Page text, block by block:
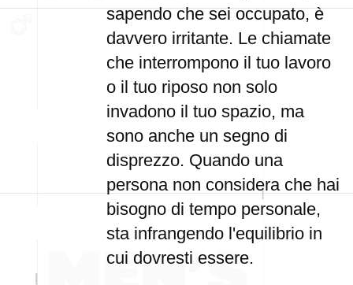
sapendo che sei occupato, è
davvero irritante. Le chiamate
che interrompono il tuo lavoro
o il tuo riposo non solo
invadono il tuo spazio, ma
sono anche un segno di
disprezzo. Quando una
persona non considera che hai
bisogno di tempo personale,
sta infrangendo l'equilibrio in
cui dovresti essere.